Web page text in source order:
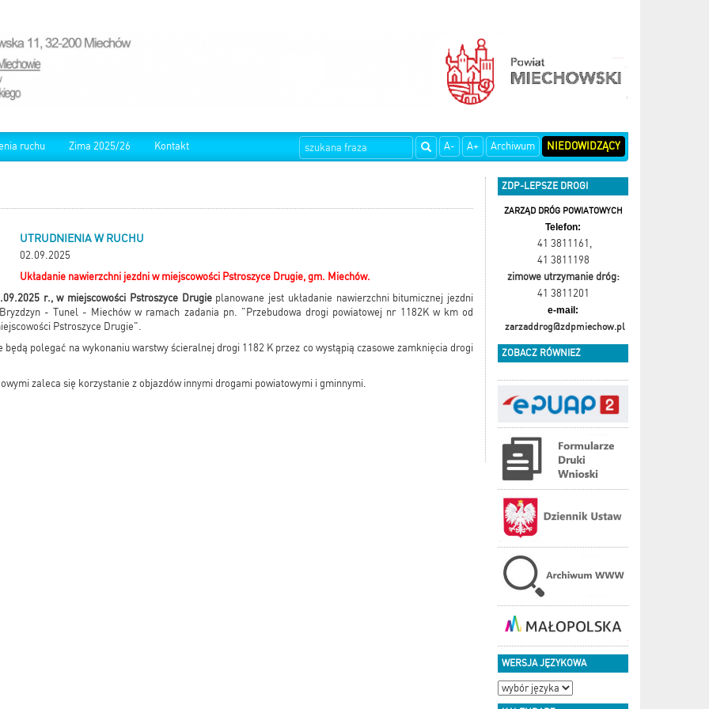
ruchu Zima 2025/26 Kontakt A- A+ Archiwum NIEDOWIDZĄCY
UTRUDNIENIA W RUCHU
02.09.2025
Układanie nawierzchni jezdni w miejscowości Pstroszyce Drugie, gm. Miechów.
r., w miejscowości Pstroszyce Drugieplanowane jest układanie nawierzchni bitumicznej jezdni
- Tunel - Miechów w ramach zadania pn. "Przebudowa drogi powiatowej nr 1182K w km od
Pstroszyce Drugie".
będą polegać na wykonaniu warstwy ścieralnej drogi 1182 K przez co wystąpią czasowe zamknięcia drogi
zaleca się korzystanie z objazdów innymi drogami powiatowymi i gminnymi.
ZDP-LEPSZE DROGI
ZARZĄD DRÓG POWIATOWYCH
Telefon:
41 3811161
41 3811198
zimowe utrzymanie dróg:
41 3811201
e-mail:
zarzaddrog@zdpmiechow.pl
ZOBACZ RÓWNIEŻ
WERSJA JĘZYKOWA